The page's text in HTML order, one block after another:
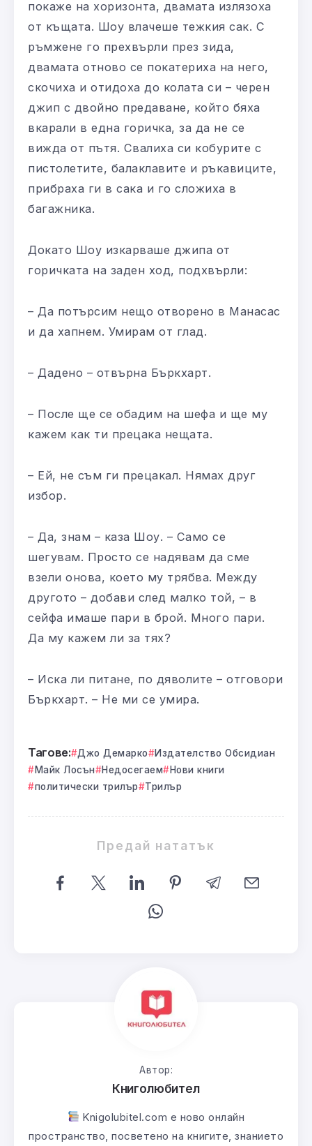
покаже на хоризонта, двамата излязоха
от къщата. Шоу влачеше тежкия сак. С
ръмжене го прехвърли през зида,
двамата отново се покатериха на него,
скочиха и отидоха до колата си – черен
джип с двойно предаване, който бяха
вкарали в една горичка, за да не се
вижда от пътя. Свалиха си кобурите с
пистолетите, балаклавите и ръкавиците,
прибраха ги в сака и го сложиха в
багажника.
Докато Шоу изкарваше джипа от
горичката на заден ход, подхвърли:
– Да потърсим нещо отворено в Манасас
и да хапнем. Умирам от глад.
– Дадено – отвърна Бъркхарт.
– После ще се обадим на шефа и ще му
кажем как ти прецака нещата.
– Ей, не съм ги прецакал. Нямах друг
избор.
– Да, знам – каза Шоу. – Само се
шегувам. Просто се надявам да сме
взели онова, което му трябва. Между
другото – добави след малко той, – в
сейфа имаше пари в брой. Много пари.
Да му кажем ли за тях?
– Иска ли питане, по дяволите – отговори
Бъркхарт. – Не ми се умира.
Тагове: Джо Демарко
Издателство Обсидиан
Майк Лосън
Недосегаем
Нови книги
политически трилър
Трилър
Предай нататък
Автор:
Книголюбител
Knigolubitel.com е ново онлайн
пространство, посветено на книгите, знанието